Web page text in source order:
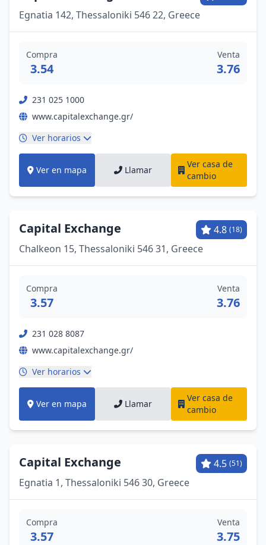
Egnatia 142, Thessaloniki 546 22, Greece
Compra
3.54
Venta
3.76
231 025 1000
www.capitalexchange.gr/
Ver horarios
Ver en mapa Llamar
Ver casa de
cambio
Capital Exchange 4.8 (18)
Chalkeon 15, Thessaloniki 546 31, Greece
Compra
3.57
Venta
3.76
231 028 8087
www.capitalexchange.gr/
Ver horarios
Ver en mapa Llamar
Ver casa de
cambio
Capital Exchange 4.5 (51)
Egnatia 1, Thessaloniki 546 30, Greece
Compra
3.57
Venta
3.75